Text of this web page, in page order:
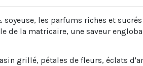
soyeuse, les parfums riches et
de la matricaire, une saveur
grillé, pétales de fleurs, éclats